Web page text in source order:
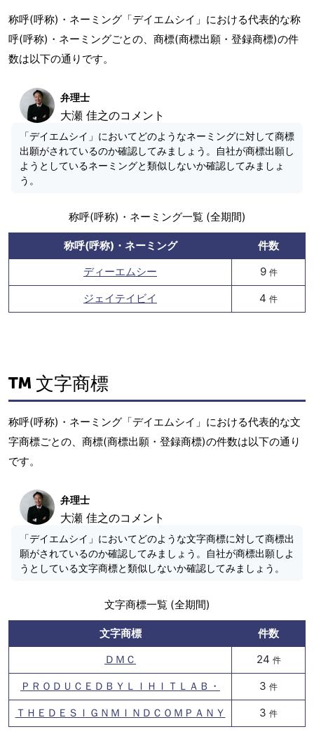
称呼(呼称)・ネーミング「デイエムシイ」における代表的な称
呼(呼称)・ネーミングごとの、商標(商標出願・登録商標)の件
数は以下の通りです。
弁理士
大瀬 佳之のコメント
「デイエムシイ」においてどのようなネーミングに対して商標
出願がされているのか確認してみましょう。自社が商標出願し
ようとしているネーミングと類似しないか確認してみましょ
う。
称呼(呼称)・ネーミング一覧 (全期間)
称呼(呼称)・ネーミング
件数
ディーエムシー
9 件
ジェイテイビイ 4 件
文字商標
称呼(呼称)・ネーミング「デイエムシイ」における代表的な文
字商標ごとの、商標(商標出願・登録商標)の件数は以下の通り
です。
弁理士
大瀬 佳之のコメント
「デイエムシイ」においてどのような文字商標に対して商標出
願がされているのか確認してみましょう。自社が商標出願しよ
うとしている文字商標と類似しないか確認してみましょう。
文字商標一覧 (全期間)
文字商標
件数
ＤＭＣ
24 件
ＰＲＯＤＵＣＥＤＢＹＬＩＨＩＴＬＡＢ・ 3 件
ＴＨＥＤＥＳＩＧＮＭＩＮＤＣＯＭＰＡＮＹ 3 件